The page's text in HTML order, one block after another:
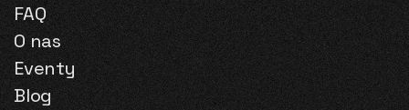
FAQ
O nas
Eventy
Blog